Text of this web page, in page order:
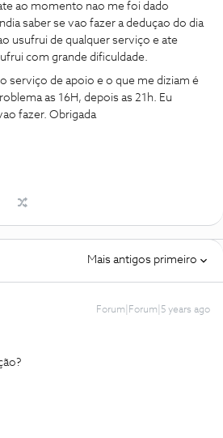
ao momento nao me foi dado
saber se vao fazer a deduçao do dia
usufrui de qualquer serviço e ate
com grande dificuldade.
serviço de apoio e o que me diziam é
as 16H, depois as 21h. Eu
fazer. Obrigada
Mais antigos primeiro
Forum|Forum|5 years ago